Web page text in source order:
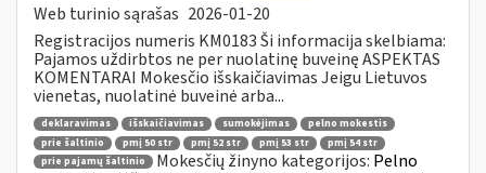
Web turinio sąrašas 2026-01-20
Registracijos numeris KM0183 Ši informacija skelbiama:
Pajamos uždirbtos ne per nuolatinę buveinę ASPEKTAS
KOMENTARAI Mokesčio išskaičiavimas Jeigu Lietuvos
vienetas, nuolatinė buveinė arba...
deklaravimas išskaičiavimas sumokėjimas
pelno mokestis
prie šaltinio
pmį 50 str pmį 52 str pmį 53 str
pmį 54 str
prie pajamų šaltinio
Mokesčių žinyno kategorijos: Pelno